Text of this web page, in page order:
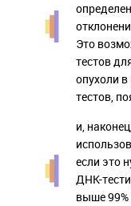
Это
тестов
опухоли
тестов,
и,
если это
ДНК-
выше